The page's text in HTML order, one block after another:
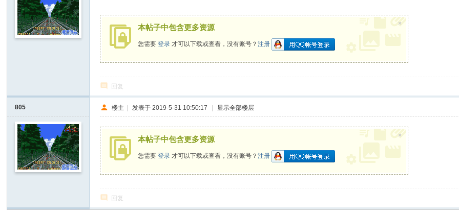
本帖子中包含更多资源
您需要登录 才可以下载或查看，没有账号？注册
×
回复
805 楼主 | 发表于 2019-5-31 10:50:17 | 显示全部楼层
本帖子中包含更多资源
您需要登录 才可以下载或查看，没有账号？注册
×
回复